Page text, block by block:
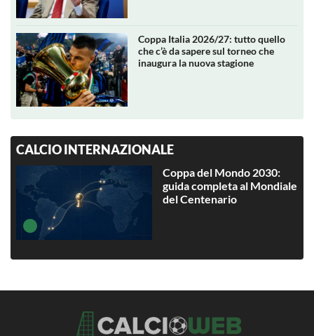
Coppa Italia 2026/27: tutto quello
che c’è da sapere sul torneo che
inaugura la nuova stagione
CALCIO INTERNAZIONALE
Coppa del Mondo 2030:
guida completa al Mondiale
del Centenario